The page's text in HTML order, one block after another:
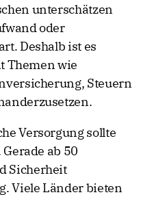
unterschätzen
oder
Deshalb ist es
Themen wie
Steuern
Versorgung sollte
ab 50
Sicherheit
Viele Länder bieten